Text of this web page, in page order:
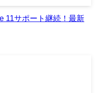
11サポート継続！最新